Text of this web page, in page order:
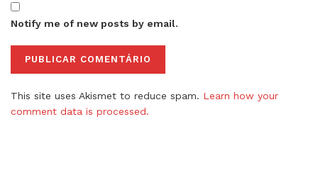
Notify me of new posts by email.
This site uses Akismet to reduce spam. Learn how your
comment data is processed.